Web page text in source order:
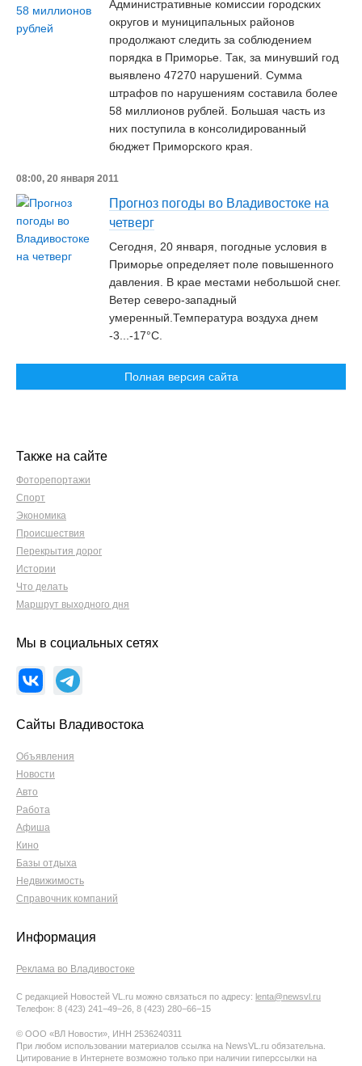
Административные комиссии городских
округов и муниципальных районов
продолжают следить за соблюдением
порядка в Приморье. Так, за минувший год
выявлено 47270 нарушений. Сумма
штрафов по нарушениям составила более
58 миллионов рублей. Большая часть из
них поступила в консолидированный
бюджет Приморского края.
08:00, 20 января 2011
Прогноз погоды во Владивостоке на
четверг
Сегодня, 20 января, погодные условия в
Приморье определяет поле повышенного
давления. В крае местами небольшой снег.
Ветер северо-западный
умеренный.Температура воздуха днем
-3...-17°C.
Полная версия сайта
Также на сайте
Фоторепортажи
Спорт
Экономика
Происшествия
Перекрытия дорог
Истории
Что делать
Маршрут выходного дня
Мы в социальных сетях
Сайты Владивостока
Объявления
Новости
Авто
Работа
Афиша
Кино
Базы отдыха
Недвижимость
Справочник компаний
Информация
Реклама во Владивостоке
С редакцией Новостей VL.ru можно связаться по адресу: lenta@newsvl.ru
Телефон: 8 (423) 241−49−26, 8 (423) 280−66−15
© ООО «ВЛ Новости», ИНН 2536240311
При любом использовании материалов ссылка на NewsVL.ru обязательна.
Цитирование в Интернете возможно только при наличии гиперссылки на